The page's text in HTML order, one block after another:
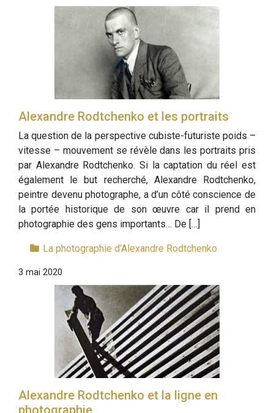
Alexandre Rodtchenko et les portraits
La question de la perspective cubiste-futuriste poids –
vitesse – mouvement se révèle dans les portraits pris
par Alexandre Rodtchenko. Si la captation du réel est
également le but recherché, Alexandre Rodtchenko,
peintre devenu photographe, a d’un côté conscience de
la portée historique de son œuvre car il prend en
photographie des gens importants… De […]
La photographie d’Alexandre Rodtchenko
3 mai 2020
Alexandre Rodtchenko et la ligne en